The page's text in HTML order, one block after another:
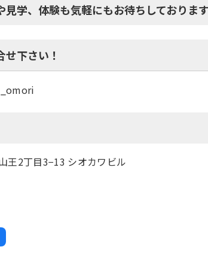
学、体験も気軽にもお待ちしておりま
下さい！
2丁目3−13 シオカワビル